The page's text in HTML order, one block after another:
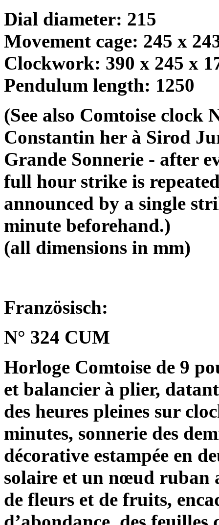
Dial diameter: 215
Movement cage: 245 x
Clockwork: 390 x 245 x
Pendulum length: 1250
(See also Comtoise clock
Constantin her à Sirod
Grande Sonnerie - after
full hour strike is
announced by a single
minute beforehand.)
(all dimensions in mm)
Französisch:
N° 324 CUM
Horloge Comtoise de 9
et balancier à plier,
des heures pleines sur
minutes, sonnerie des
décorative estampée en
solaire et un nœud ruban
de fleurs et de fruits,